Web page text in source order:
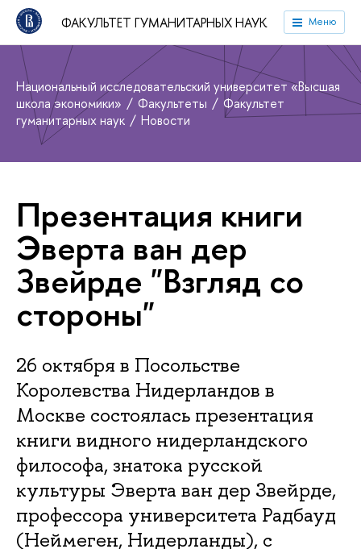
ФАКУЛЬТЕТ ГУМАНИТАРНЫХ НАУК Меню
Национальный исследовательский университет «Высшая
школа экономики»
Факультеты
Факультет
гуманитарных наук
Новости
Презентация книги
Эверта ван дер
Звейрде "Взгляд со
стороны"
26 октября в Посольстве
Королевства Нидерландов в
Москве состоялась презентация
книги видного нидерландского
философа, знатока русской
культуры Эверта ван дер Звейрде,
профессора университета Радбауд
(Неймеген, Нидерланды), с